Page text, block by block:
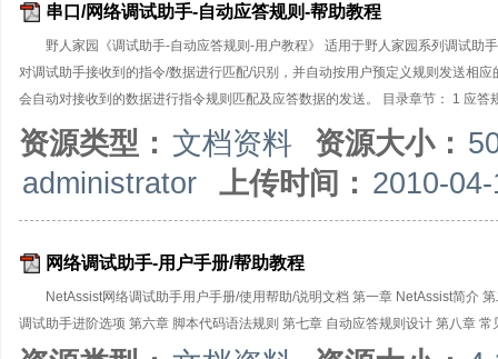
串口/网络调试助手-自动应答规则-帮助教程
野人家园《调试助手-自动应答规则-用户教程》 适用于野人家园系列调试助
对调试助手接收到的指令/数据进行匹配/识别，并自动按用户预定义规则发送相
会自动对接收到的数据进行指令规则匹配及应答数据的发送。 目录章节： 1 应
函数详解 7 应答规则设计实例 ●在线帮助文档： 《野人家园-自动应答规则-在
资源类型： 文档资料 资源大小：
administrator
上传时间： 2010-
网络调试助手-用户手册/帮助教程
NetAssist网络调试助手用户手册/使用帮助/说明文档 第一章 NetAssist简介
调试助手进阶选项 第六章 脚本代码语法规则 第七章 自动应答规则设计 第八章 常